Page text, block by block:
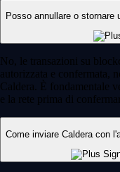
Posso annullare o stornare
No, le transazioni su
autorizzata e confermata,
Caldera. È fondamentale
e la rete prima di
Come inviare Caldera con